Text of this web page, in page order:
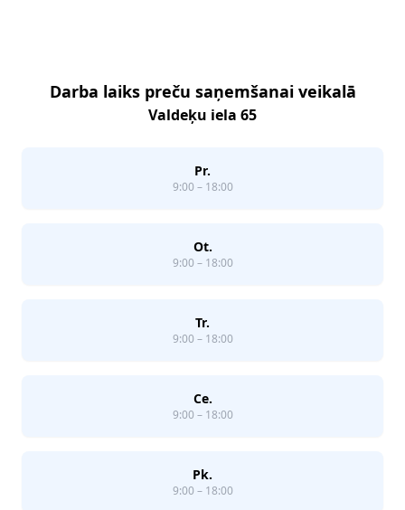
Darba laiks preču saņemšanai veikalā
Valdeķu iela 65
Pr.
9:00 – 18:00
Ot.
9:00 – 18:00
Tr.
9:00 – 18:00
Ce.
9:00 – 18:00
Pk.
9:00 – 18:00